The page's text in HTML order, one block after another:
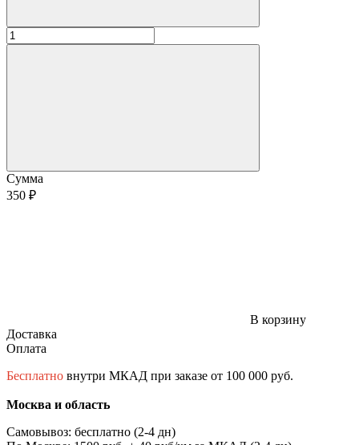
Сумма
350 ₽
В корзину
Доставка
Оплата
Бесплатно внутри МКАД при заказе от 100 000 руб.
Москва и область
Самовывоз: бесплатно (2-4 дн)